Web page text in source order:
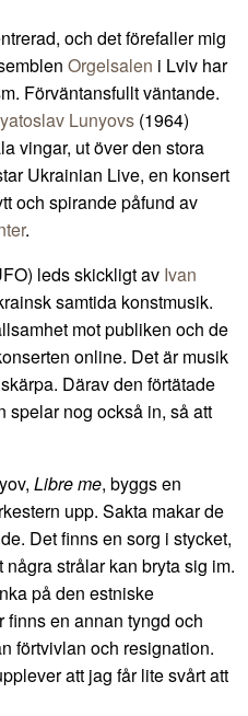
och det förefaller mig
Orgelsalen i Lviv har
Förväntansfullt väntande.
Lunyovs (1964)
vingar, ut över den stora
Ukrainian Live, en konsert
och spirande påfund av
.
leds skickligt av Ivan
samtida konstmusik.
mot publiken och de
online. Det är musik
Därav den förtätade
spelar nog också in, så att
Libre me, byggs en
upp. Sakta makar de
Det finns en sorg i stycket,
strålar kan bryta sig im.
på den estniske
finns en annan tyngd och
förtvivlan och resignation.
att jag får lite svårt att